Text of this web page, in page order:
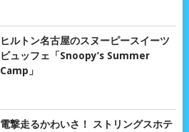
ヒルトン名古屋のスヌーピースイーツ
ビュッフェ「Snoopy’s Summer
Camp」
電撃走るかわいさ！ ストリングスホテ